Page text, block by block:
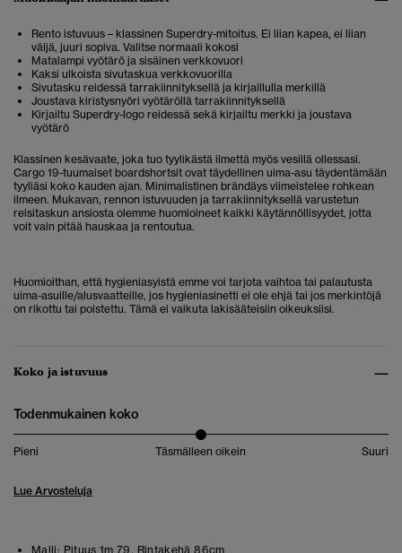
Rento istuvuus – klassinen Superdry-mitoitus. Ei liian kapea, ei liian
väljä, juuri sopiva. Valitse normaali kokosi
Matalampi vyötärö ja sisäinen verkkovuori
Kaksi ulkoista sivutaskua verkkovuorilla
Sivutasku reidessä tarrakiinnityksellä ja kirjaillulla merkillä
Joustava kiristysnyöri vyötäröllä tarrakiinnityksellä
Kirjailtu Superdry-logo reidessä sekä kirjailtu merkki ja joustava
vyötärö
Klassinen kesävaate, joka tuo tyylikästä ilmettä myös vesillä ollessasi.
Cargo 19-tuumaiset boardshortsit ovat täydellinen uima-asu täydentämään
tyyliäsi koko kauden ajan. Minimalistinen brändäys viimeistelee rohkean
ilmeen. Mukavan, rennon istuvuuden ja tarrakiinnityksellä varustetun
reisitaskun ansiosta olemme huomioineet kaikki käytännöllisyydet, jotta
voit vain pitää hauskaa ja rentoutua.
Huomioithan, että hygieniasyistä emme voi tarjota vaihtoa tai palautusta
uima-asuille/alusvaatteille, jos hygieniasinetti ei ole ehjä tai jos merkintöjä
on rikottu tai poistettu. Tämä ei vaikuta lakisääteisiin oikeuksiisi.
Koko ja istuvuus
Todenmukainen koko
Pieni Täsmälleen oikein Suuri
Lue Arvosteluja
Malli: Pituus 1m 79. Rintakehä 86cm